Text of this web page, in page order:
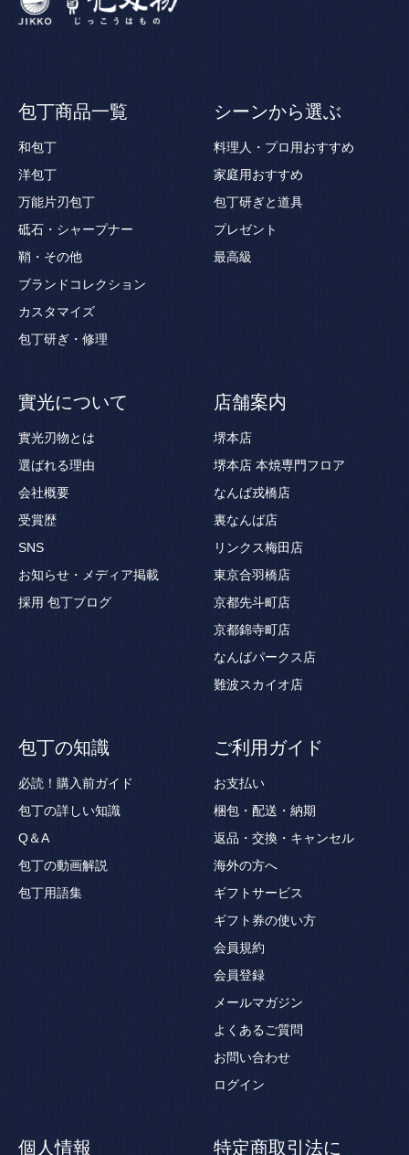
包丁商品一覧
和包丁
洋包丁
万能片刃包丁
砥石・シャープナー
鞘・その他
ブランドコレクション
カスタマイズ
包丁研ぎ・修理
シーンから選ぶ
料理人・プロ用おすすめ
家庭用おすすめ
包丁研ぎと道具
プレゼント
最高級
實光について
實光刃物とは
選ばれる理由
会社概要
受賞歴
SNS
お知らせ・メディア掲載
採用 包丁ブログ
店舗案内
堺本店
堺本店 本焼専門フロア
なんば戎橋店
裏なんば店
リンクス梅田店
東京合羽橋店
京都先斗町店
京都錦寺町店
なんばパークス店
難波スカイオ店
包丁の知識
必読！購入前ガイド
包丁の詳しい知識
Q＆A
包丁の動画解説
包丁用語集
ご利用ガイド
お支払い
梱包・配送・納期
返品・交換・キャンセル
海外の方へ
ギフトサービス
ギフト券の使い方
会員規約
会員登録
メールマガジン
よくあるご質問
お問い合わせ
ログイン
個人情報 特定商取引法に